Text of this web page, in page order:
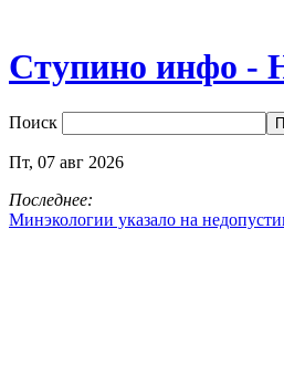
Ступино инфо -
Поиск
Пт, 07 авг 2026
Последнее:
Минэкологии указало на